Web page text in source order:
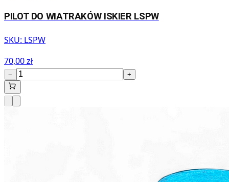
PILOT DO WIATRAKÓW ISKIER LSPW
SKU: LSPW
70,00 zł
− +